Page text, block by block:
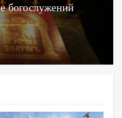
богослужений